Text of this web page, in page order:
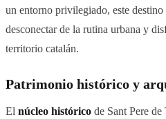
un entorno privilegiado, este destino
desconectar de la rutina urbana y
territorio catalán.
Patrimonio histórico y
El núcleo histórico de Sant Pere